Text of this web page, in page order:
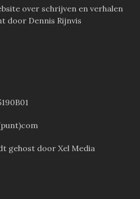
over schrijven en verhalen
door Dennis Rijnvis
gehost door Xel Media